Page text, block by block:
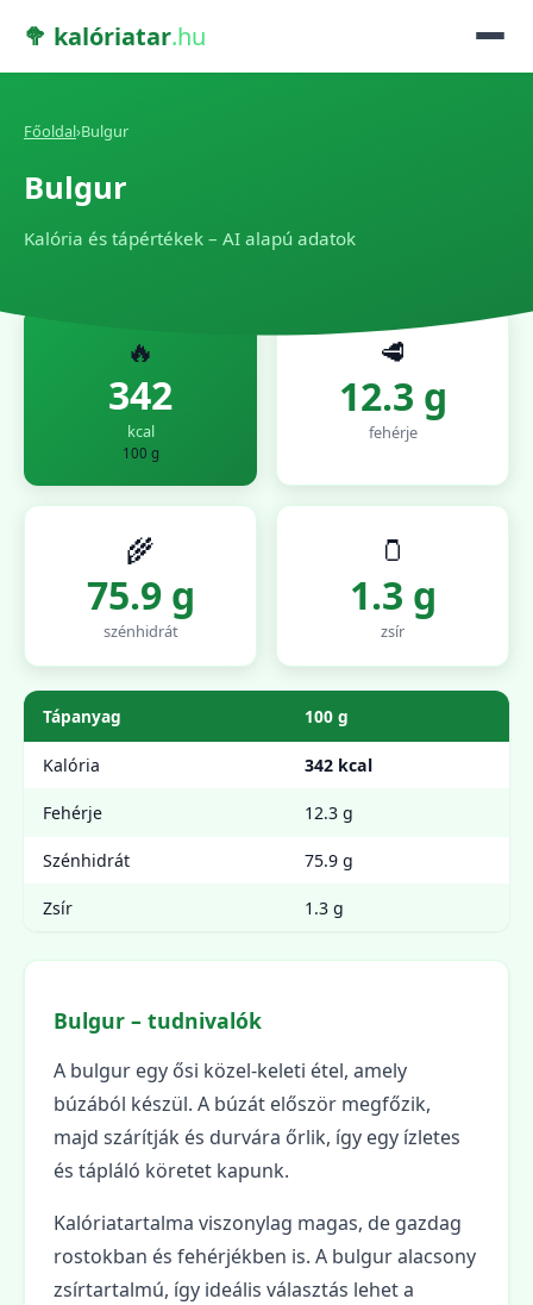
🥦 kalóriatar.hu
Főoldal›Bulgur
Bulgur
Kalória és tápértékek – AI alapú adatok
🔥
342
kcal
100 g
🥩
12.3 g
fehérje
🌾
75.9 g
szénhidrát
🫙
1.3 g
zsír
Tápanyag 100 g
Kalória 342 kcal
Fehérje 12.3 g
Szénhidrát 75.9 g
Zsír 1.3 g
Bulgur – tudnivalók
A bulgur egy ősi közel-keleti étel, amely
búzából készül. A búzát először megfőzik,
majd szárítják és durvára őrlik, így egy ízletes
és tápláló köretet kapunk.
Kalóriatartalma viszonylag magas, de gazdag
rostokban és fehérjékben is. A bulgur alacsony
zsírtartalmú, így ideális választás lehet a